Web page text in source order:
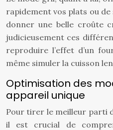
rapidement vos plats ou
donner une belle croûte
judicieusement ces
reproduire l’effet d’un
même simuler la cuisson
Optimisation des
appareil unique
Pour tirer le meilleur parti
il est crucial de